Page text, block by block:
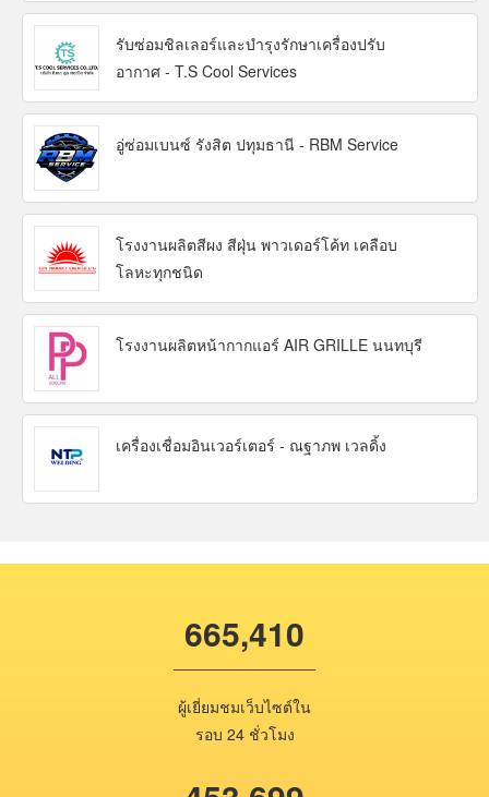
รับซ่อมชิลเลอร์และบำรุงรักษาเครื่องปรับ
อากาศ - T.S Cool Services
อู่ซ่อมเบนซ์ รังสิต ปทุมธานี - RBM Service
โรงงานผลิตสีผง สีฝุ่น พาวเดอร์โค้ท เคลือบ
โลหะทุกชนิด
โรงงานผลิตหน้ากากแอร์ AIR GRILLE นนทบุรี
เครื่องเชื่อมอินเวอร์เตอร์ - ณฐาภพ เวลดิ้ง
665,410
ผู้เยี่ยมชมเว็บไซต์ใน
รอบ 24 ชั่วโมง